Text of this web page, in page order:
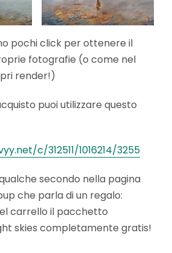
pochi click per ottenere il
fotografie (o come nel
render!)
puoi utilizzare questo
c/312511/1016214/3255
secondo nella pagina
che parla di un regalo:
carrello il pacchetto
skies completamente gratis!